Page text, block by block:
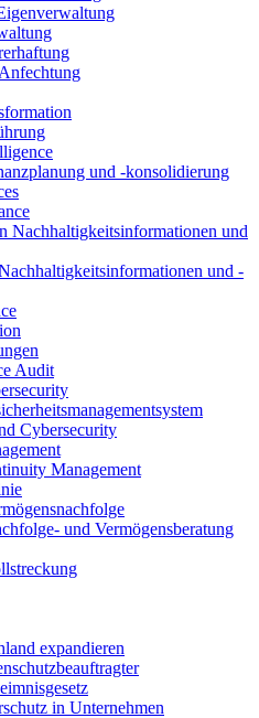
und -konsolidierung
Nachhaltigkeitsinformationen und
und -
Audit
Cybersecurity
Management
und Vermögensberatung
expandieren
in Unternehmen